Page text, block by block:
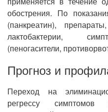
обострения. По
(панкреатин),
лактобактерии,
(пеногасители,
Прогноз и
Переход на
регрессу симптомов